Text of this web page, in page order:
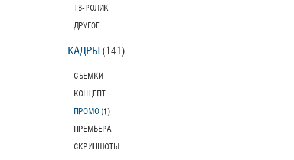
ТВ-РОЛИК
ДРУГОЕ
КАДРЫ (141)
СЪЕМКИ
КОНЦЕПТ
ПРОМО (1)
ПРЕМЬЕРА
СКРИНШОТЫ